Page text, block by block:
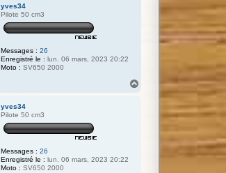
yves34
Pilote 50 cm3
Messages : 26
Enregistré le : lun. 06 mars, 2023 20:22
Moto : SV650 2000
yves34
Pilote 50 cm3
Messages : 26
Enregistré le : lun. 06 mars, 2023 20:22
Moto : SV650 2000